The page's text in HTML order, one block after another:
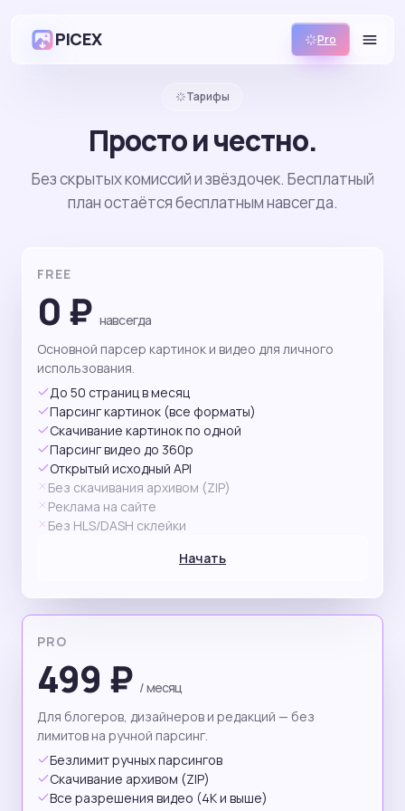
PICEX Pro
Тарифы
Просто и честно.
Без скрытых комиссий и звёздочек. Бесплатный
план остаётся бесплатным навсегда.
FREE
0 ₽ навсегда
Основной парсер картинок и видео для личного
использования.
До 50 страниц в месяц
Парсинг картинок (все форматы)
Скачивание картинок по одной
Парсинг видео до 360p
Открытый исходный API
Без скачивания архивом (ZIP)
Реклама на сайте
Без HLS/DASH склейки
Начать
PRO
499 ₽ / месяц
Для блогеров, дизайнеров и редакций — без
лимитов на ручной парсинг.
Безлимит ручных парсингов
Скачивание архивом (ZIP)
Все разрешения видео (4K и выше)